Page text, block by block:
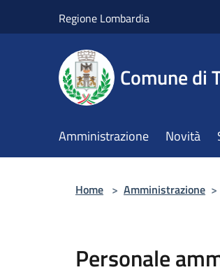
Regione Lombardia
Comune di
Amministrazione Novità
Home > Amministrazione >
Personale